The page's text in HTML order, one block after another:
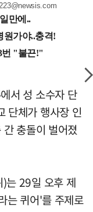
서 성 소수자 단
단체가 행사장 인
충돌이 벌어졌
)는 29일 오후 제
는 퀴어'를 주제로